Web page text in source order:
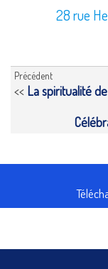
28 rue
Précédent
<< La spiritualité